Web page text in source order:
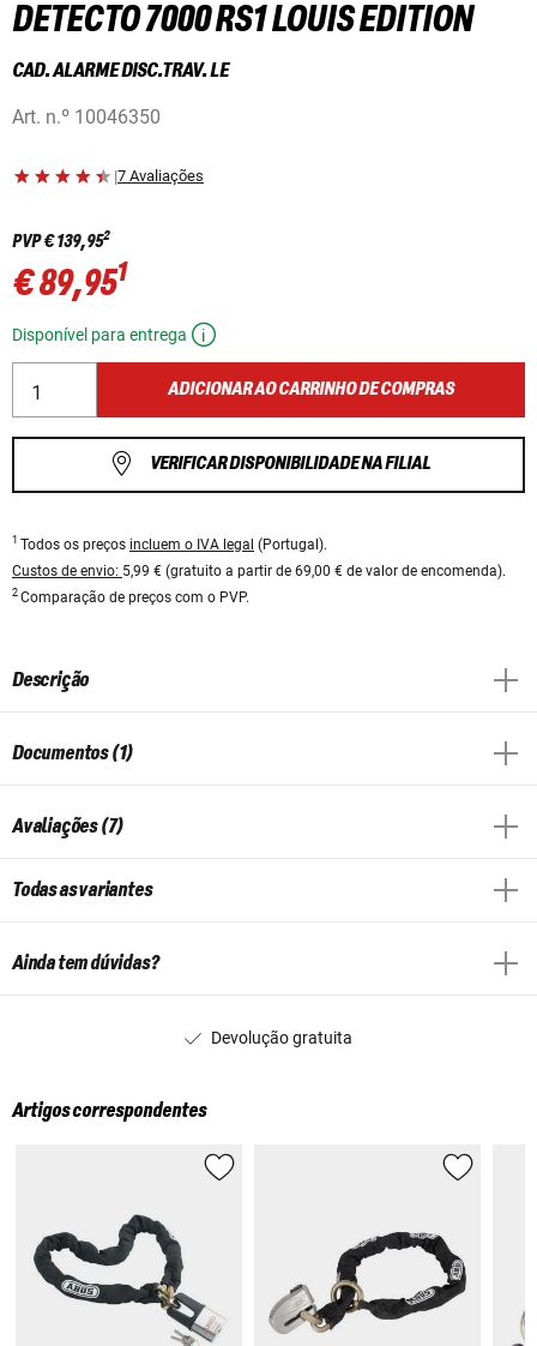
DETECTO 7000 RS1 LOUIS EDITION
CAD. ALARME DISC.TRAV. LE
Art. n.º 10046350
|7 Avaliações
PVP€ 139,952
€ 89,951
Disponível para entrega
ADICIONAR AO CARRINHO DE COMPRAS
VERIFICAR DISPONIBILIDADE NA FILIAL
1 Todos os preços incluem o IVA legal (Portugal).
Custos de envio: 5,99 € (gratuito a partir de 69,00 € de valor de encomenda).
2 Comparação de preços com o PVP.
Descrição
Documentos (1)
Avaliações (7)
Todas as variantes
Ainda tem dúvidas?
Devolução gratuita
Artigos correspondentes